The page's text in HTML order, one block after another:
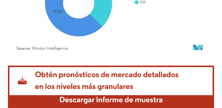
Imagen © Mordor Intelligence. El uso requiere atribución según CC BY 4.0.